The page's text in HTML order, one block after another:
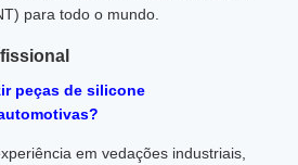
para todo o mundo.
peças de silicone
em vedações industriais,